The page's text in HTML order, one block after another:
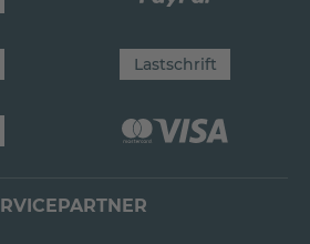
Lastschrift